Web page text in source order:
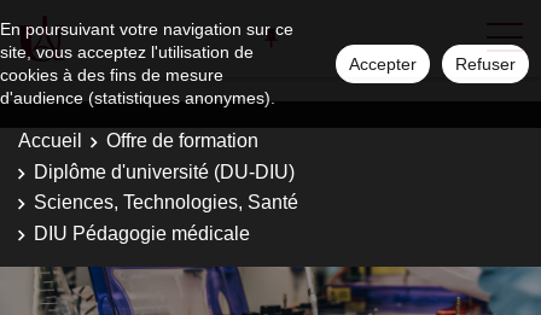
En poursuivant votre navigation sur ce
site, vous acceptez l'utilisation de
cookies à des fins de mesure
d'audience (statistiques anonymes).
Accepter Refuser
Accueil
Offre de formation
Diplôme d'université (DU-DIU)
Sciences, Technologies, Santé
DIU Pédagogie médicale